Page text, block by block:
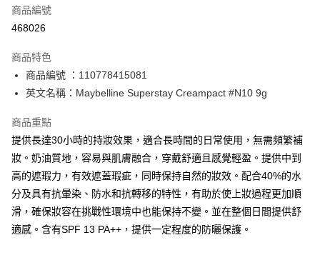
Apple Pay
PayMe
WeChat Pay
BoC Pay
送貨方式
順豐自助櫃 - 確認發貨後1-3個工作天送達
每筆HK$65.00，滿HK$300.00或以上免運費
順豐站及營業點 - 確認發貨後1-3個工作天送達
商品編號
468026
商品特色
商品編號 ：110778415081
英文名稱：Maybelline Superstay Creampact #N10 9g
商品重點
提供長達30小時的持妝效果，適合長時間的日常使用，無需頻繁補
妝。奶油質地，容易與肌膚融合，穿戴舒適且感覺輕盈。提供中到
高的遮瑕力，有效遮蓋瑕疵，同時保持自然的妝效。配合40%的水
分及具有抗暈染、防水和抗轉移的特性，有助於使上妝過程更加順
滑，確保妝容在挑戰性環境中也能保持不變。並在整個日間提供舒
適感。含有SPF 13 PA++，提供一定程度的防曬保護。